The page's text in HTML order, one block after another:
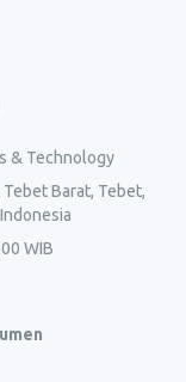
& Technology
Tebet Barat, Tebet,
WIB